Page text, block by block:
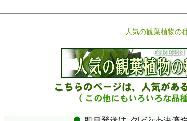
人気の観葉植物の